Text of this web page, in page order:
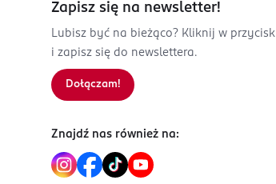
Zapisz się na newsletter!
Lubisz być na bieżąco? Kliknij w przycisk
i zapisz się do newslettera.
Dołączam!
Znajdź nas również na: